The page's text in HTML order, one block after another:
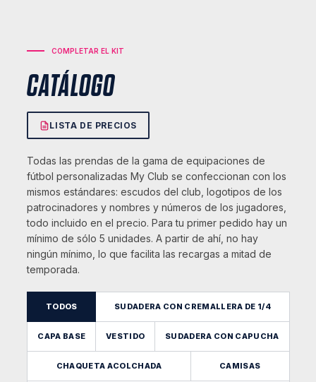
COMPLETAR EL KIT
CATÁLOGO
LISTA DE PRECIOS
Todas las prendas de la gama de equipaciones de
fútbol personalizadas My Club se confeccionan con los
mismos estándares: escudos del club, logotipos de los
patrocinadores y nombres y números de los jugadores,
todo incluido en el precio. Para tu primer pedido hay un
mínimo de sólo 5 unidades. A partir de ahí, no hay
ningún mínimo, lo que facilita las recargas a mitad de
temporada.
TODOS SUDADERA CON CREMALLERA DE 1/4
CAPA BASE VESTIDO SUDADERA CON CAPUCHA
CHAQUETA ACOLCHADA CAMISAS